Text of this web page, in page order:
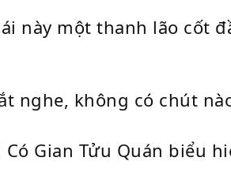
này một thanh lão cốt
nghe, không có chút
Gian Tửu Quán biểu